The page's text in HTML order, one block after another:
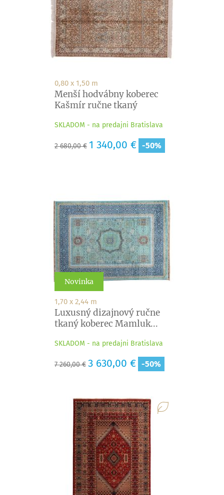
0,80 x 1,50 m
Menší hodvábny koberec
Kašmír ručne tkaný
SKLADOM - na predajni Bratislava
Základná
cena
2 680,00 € Cena
1 340,00 € -50%
Novinka
1,70 x 2,44 m
Luxusný dizajnový ručne
tkaný koberec Mamluk...
SKLADOM - na predajni Bratislava
Základná
cena
7 260,00 € Cena
3 630,00 € -50%